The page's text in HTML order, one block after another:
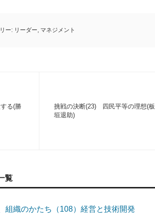
ー: リーダー, マネジメント
る(勝
挑戦の決断(23) 四民平等の理想(板
垣退助)
覧
組織のかたち（108）経営と技術開発